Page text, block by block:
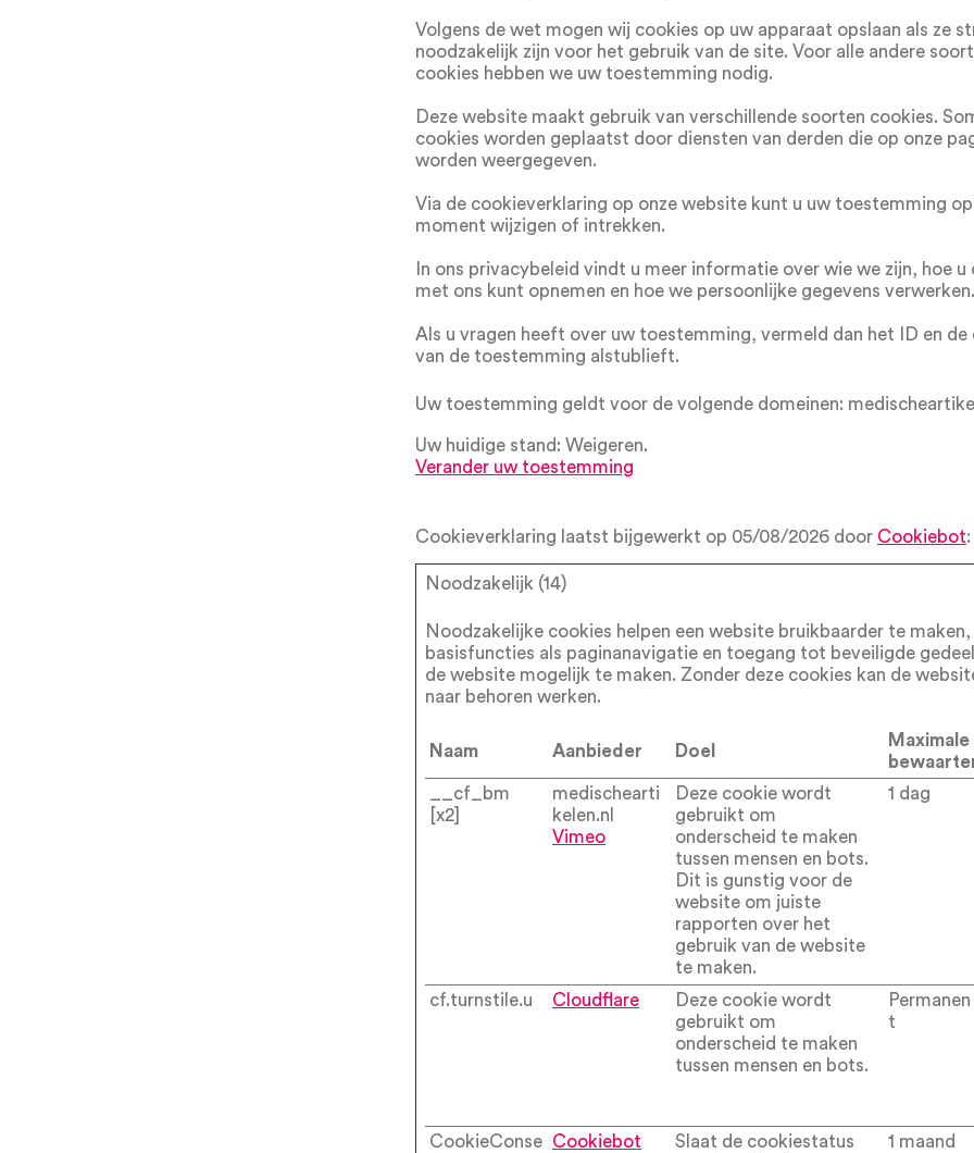
Volgens de wet mogen wij cookies op uw apparaat opslaan als ze
noodzakelijk zijn voor het gebruik van de site. Voor alle andere
cookies hebben we uw toestemming nodig.
Deze website maakt gebruik van verschillende soorten cookies.
cookies worden geplaatst door diensten van derden die op onze
worden weergegeven.
Via de cookieverklaring op onze website kunt u uw toestemming
moment wijzigen of intrekken.
In ons privacybeleid vindt u meer informatie over wie we zijn, hoe
met ons kunt opnemen en hoe we persoonlijke gegevens verwerken.
Als u vragen heeft over uw toestemming, vermeld dan het ID en de
van de toestemming alstublieft.
Uw toestemming geldt voor de volgende domeinen:
Uw huidige stand: Weigeren.
Verander uw toestemming
Cookieverklaring laatst bijgewerkt op 05/08/2026 door Cookiebot:
Noodzakelijk (14)
Noodzakelijke cookies helpen een website bruikbaarder te
basisfuncties als paginanavigatie en toegang tot beveiligde
de website mogelijk te maken. Zonder deze cookies kan de
naar behoren werken.
Naam Aanbieder Doel
Maximale
__cf_bm
[x2]
medischearti
kelen.nl
Vimeo
Deze cookie wordt
gebruikt om
onderscheid te maken
tussen mensen en bots.
Dit is gunstig voor de
website om juiste
rapporten over het
gebruik van de website
te maken.
1 dag
cf.turnstile.u Cloudflare
Deze cookie wordt
gebruikt om
onderscheid te maken
tussen mensen en bots.
Permanen
t
CookieConse Cookiebot
Slaat de cookiestatus
1 maand